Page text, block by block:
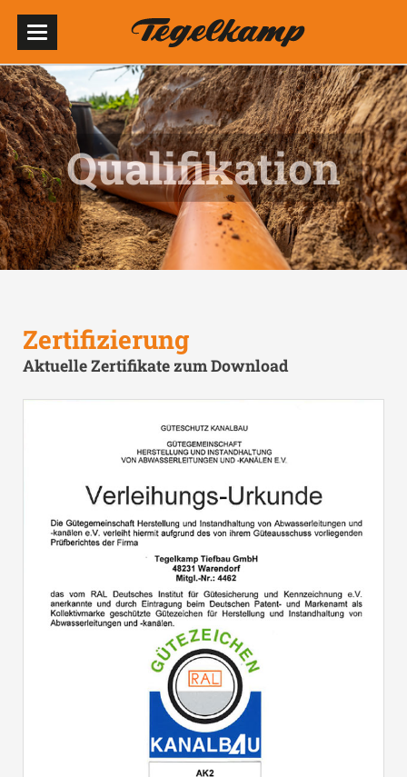
Qualifikation
Zertifizierung
Aktuelle Zertifikate zum Download